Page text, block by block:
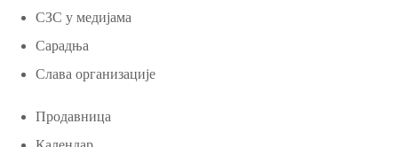
СЗС у медијама
Сарадња
Слава организације
Продавница